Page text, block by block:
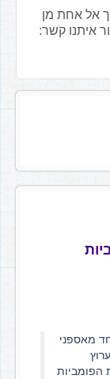
אל אחת מן
איתנו קשר:
מאספני
הפומביות